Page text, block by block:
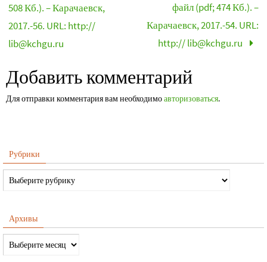
508 Кб.). – Карачаевск,
2017.-56. URL: http://
lib@kchgu.ru
файл (pdf; 474 Кб.). –
Карачаевск, 2017.-54. URL:
http:// lib@kchgu.ru
Добавить комментарий
Для отправки комментария вам необходимоавторизоваться.
Рубрики
Архивы